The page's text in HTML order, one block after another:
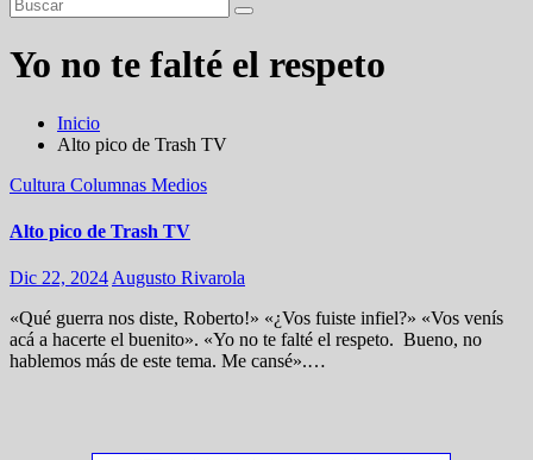
Yo no te falté el respeto
Inicio
Alto pico de Trash TV
Cultura Columnas Medios
Alto pico de Trash TV
Dic 22, 2024 Augusto Rivarola
«Qué guerra nos diste, Roberto!» «¿Vos fuiste infiel?» «Vos venís
acá a hacerte el buenito». «Yo no te falté el respeto. Bueno, no
hablemos más de este tema. Me cansé».…